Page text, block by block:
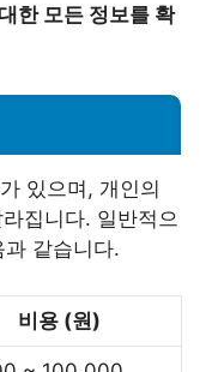
한 모든 정보를 확
있으며, 개인의
집니다. 일반적으
같습니다.
비용 (원)